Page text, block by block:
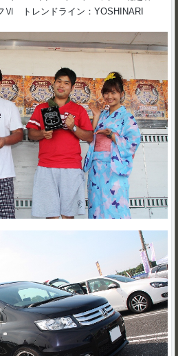
Ⅵ トレンドライン：YOSHINARI